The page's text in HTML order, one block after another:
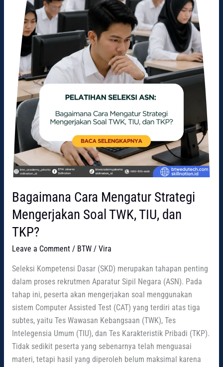
Bagaimana Cara Mengatur Strategi
Mengerjakan Soal TWK, TIU, dan
TKP?
Leave a Comment / BTW/ Vira
Seleksi Kompetensi Dasar (SKD) merupakan tahapan penting
dalam proses rekrutmen Aparatur Sipil Negara (ASN). Pada
tahap ini, peserta akan mengerjakan soal menggunakan
sistem Computer Assisted Test (CAT) yang terdiri atas tiga
subtes, yaitu Tes Wawasan Kebangsaan (TWK), Tes
Intelegensia Umum (TIU), dan Tes Karakteristik Pribadi (TKP).
Tidak sedikit peserta yang sebenarnya telah menguasai
materi, tetapi hasil yang diperoleh belum maksimal karena
TWK,
dan
TKP?